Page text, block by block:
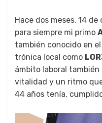
Hace dos meses, 14
para siem­pre mi pri­mo
tam­bién cono­ci­do en
tróni­ca local como
ámbito lab­o­ral
vital­i­dad y un rit­mo
44 años tenía,